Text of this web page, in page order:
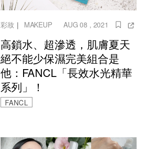
彩妝｜ MAKEUP AUG 08 , 2021
高鎖水、超滲透，肌膚夏天
絕不能少保濕完美組合是
他：FANCL「長效水光精華
系列」！
FANCL